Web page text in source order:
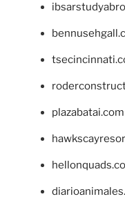
plazabatai.com